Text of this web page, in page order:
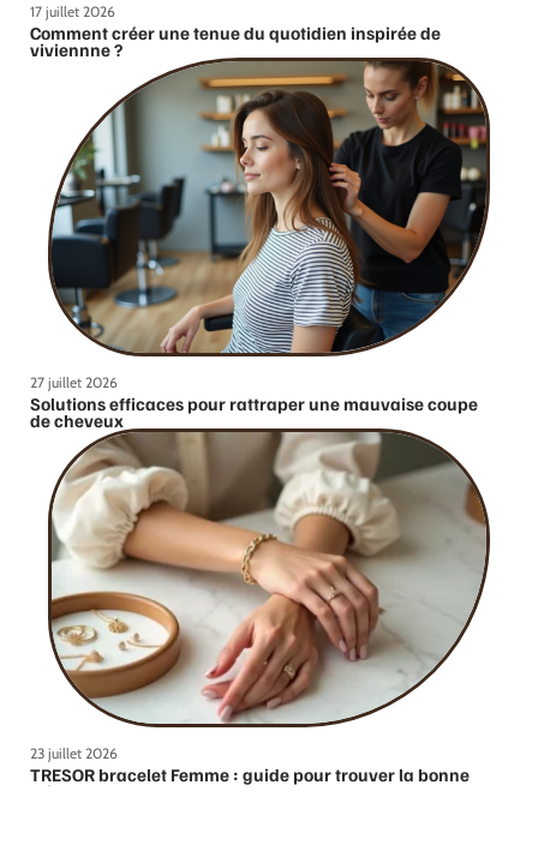
17 juillet 2026
Comment créer une tenue du quotidien inspirée de
viviennne ?
27 juillet 2026
Solutions efficaces pour rattraper une mauvaise coupe
de cheveux
23 juillet 2026
TRESOR bracelet Femme : guide pour trouver la bonne
taille et le bon style